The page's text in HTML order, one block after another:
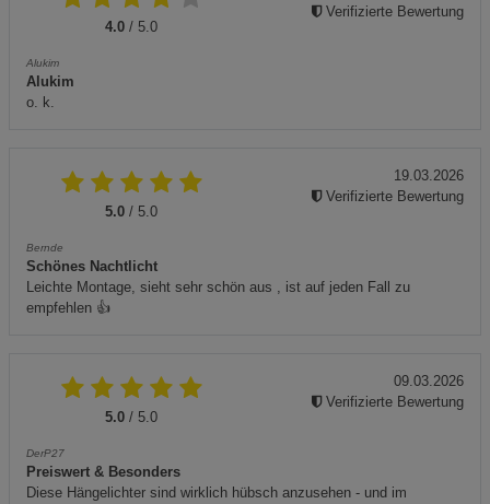
4.0 / 5.0
Alukim
Alukim
o. k.
Verifizierte Bewertung
5.0 / 5.0
Bernde
Schönes Nachtlicht
Leichte Montage, sieht sehr schön aus , ist auf jeden Fall zu
empfehlen 👍
19.03.2026
Verifizierte Bewertung
5.0 / 5.0
DerP27
Preiswert & Besonders
Diese Hängelichter sind wirklich hübsch anzusehen - und im
09.03.2026
Verifizierte Bewertung